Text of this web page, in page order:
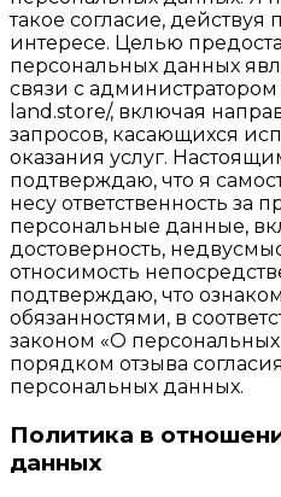
такое согласие,
интересе. Целью
персональных данных
связи с
land.store/, включая
запросов, касающихся
оказания услуг.
подтверждаю, что я
несу ответственность за
персональные данные,
достоверность,
относимость
подтверждаю, что
обязанностями, в
законом «О персональных
порядком отзыва
персональных данных.
Политика в
данных